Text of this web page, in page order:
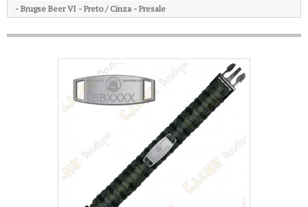
- Brugse Beer VI - Preto / Cinza - Presale